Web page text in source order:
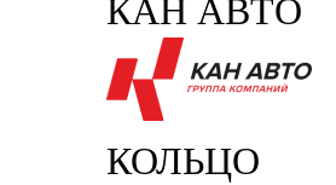
КАН АВТО
КОЛЬЦО